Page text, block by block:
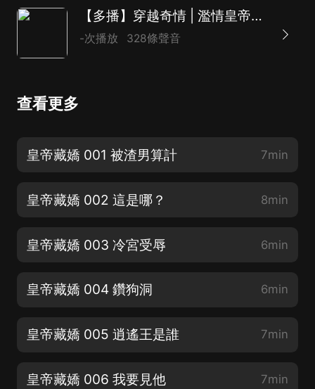
【多播】穿越奇情 | 濫情皇帝要藏嬌| 穿越架空| 古言
-次播放 328條聲音
查看更多
皇帝藏嬌 001 被渣男算計 7min
皇帝藏嬌 002 這是哪？ 8min
皇帝藏嬌 003 冷宮受辱 6min
皇帝藏嬌 004 鑽狗洞 6min
皇帝藏嬌 005 逍遙王是誰 7min
皇帝藏嬌 006 我要見他 7min